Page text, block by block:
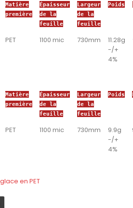
Matière
première
Épaisseur
de la
feuille
Largeur
de la
feuille
Poids
PET 1100 mic 730mm
11.28g
-/+
4%
Matière
première
Épaisseur
de la
feuille
Largeur
de la
feuille
Poids
PET 1100 mic 730mm
9.9g
-/+
4%
en PET